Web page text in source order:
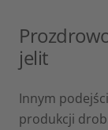
jelit
Innym
produkcji